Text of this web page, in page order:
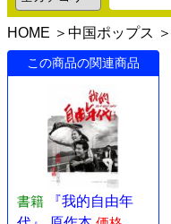
HOME ＞ 中国ポップス ＞
この商品の関連商品
書籍
『我的自由年